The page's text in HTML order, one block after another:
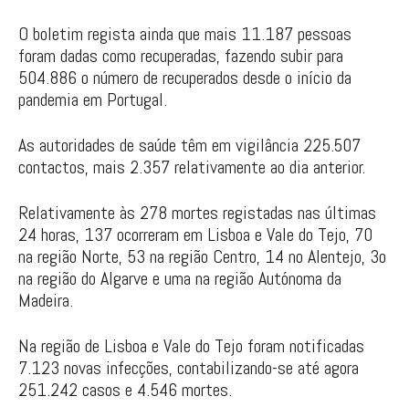
O boletim regista ainda que mais 11.187 pessoas
foram dadas como recuperadas, fazendo subir para
504.886 o número de recuperados desde o início da
pandemia em Portugal.
As autoridades de saúde têm em vigilância 225.507
contactos, mais 2.357 relativamente ao dia anterior.
Relativamente às 278 mortes registadas nas últimas
24 horas, 137 ocorreram em Lisboa e Vale do Tejo, 70
na região Norte, 53 na região Centro, 14 no Alentejo, 3o
na região do Algarve e uma na região Autónoma da
Madeira.
Na região de Lisboa e Vale do Tejo foram notificadas
7.123 novas infecções, contabilizando-se até agora
251.242 casos e 4.546 mortes.